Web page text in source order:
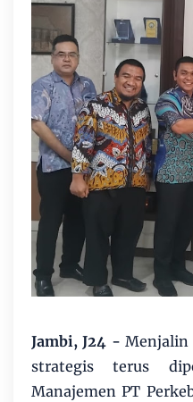
Jambi, J24 - Menjalin
strategis terus
Manajemen PT